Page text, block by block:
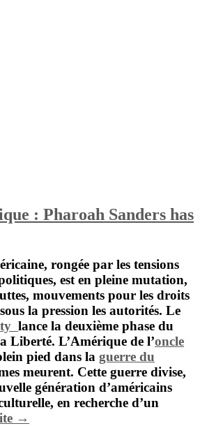
: Pharoah Sanders has
rongée par les tensions
est en pleine mutation,
mouvements pour les droits
la pression les autorités. Le
lance la deuxième phase du
Liberté. L’Amérique de l’oncle
pied dans la guerre du
meurent. Cette guerre divise,
génération d’américains
en recherche d’un
→